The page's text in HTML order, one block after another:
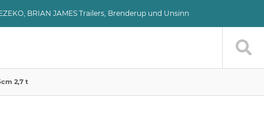
BRIAN JAMES Trailers, Brenderup und Unsinn
2,7 t